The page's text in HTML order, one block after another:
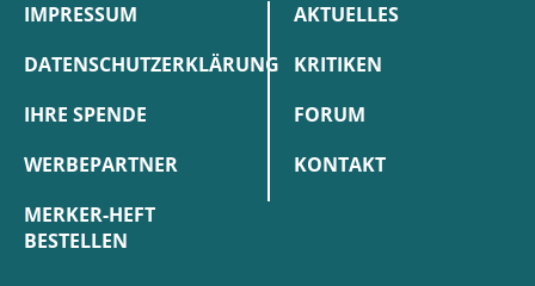
IMPRESSUM
DATENSCHUTZERKLÄRUNG
IHRE SPENDE
WERBEPARTNER
MERKER-HEFT
BESTELLEN
AKTUELLES
KRITIKEN
FORUM
KONTAKT